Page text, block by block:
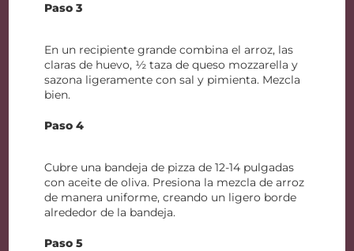
Paso 3
En un recipiente grande combina el arroz, las
claras de huevo, ½ taza de queso mozzarella y
sazona ligeramente con sal y pimienta. Mezcla
bien.
Paso 4
Cubre una bandeja de pizza de 12-14 pulgadas
con aceite de oliva. Presiona la mezcla de arroz
de manera uniforme, creando un ligero borde
alrededor de la bandeja.
Paso 5